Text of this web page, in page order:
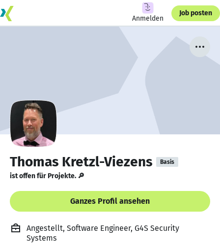
Anmelden
Job posten
Thomas Kretzl-Viezens Basis
ist offen für Projekte. 🔎
Ganzes Profil ansehen
Angestellt, Software Engineer, G4S Security
Systems